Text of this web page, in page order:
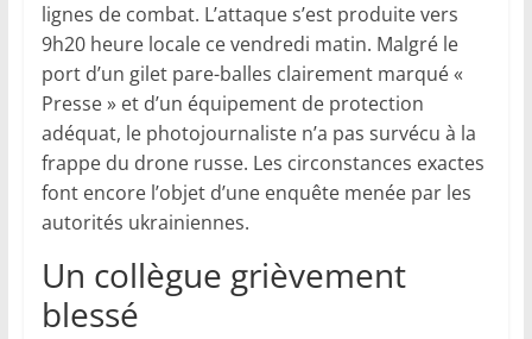
lignes de combat. L’attaque s’est produite vers
9h20 heure locale ce vendredi matin. Malgré le
port d’un gilet pare-balles clairement marqué «
Presse » et d’un équipement de protection
adéquat, le photojournaliste n’a pas survécu à la
frappe du drone russe. Les circonstances exactes
font encore l’objet d’une enquête menée par les
autorités ukrainiennes.
Un collègue grièvement
blessé